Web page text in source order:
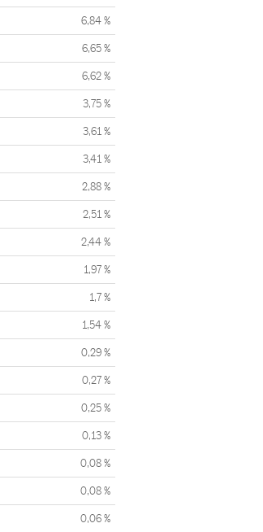
6,84 %
6,65 %
6,62 %
3,75 %
3,61 %
3,41 %
2,88 %
2,51 %
2,44 %
1,97 %
1,7 %
1,54 %
0,29 %
0,27 %
0,25 %
0,13 %
0,08 %
0,08 %
0,06 %